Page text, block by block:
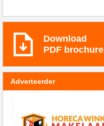
Download
PDF brochure
Adverteerder